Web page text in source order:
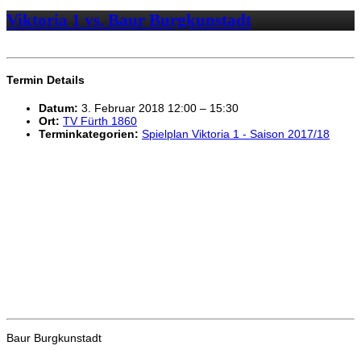
Viktoria 1 vs. Baur Burgkunstadt
Termin Details
Datum: 3. Februar 2018 12:00 – 15:30
Ort: TV Fürth 1860
Terminkategorien: Spielplan Viktoria 1 - Saison 2017/18
Baur Burgkunstadt